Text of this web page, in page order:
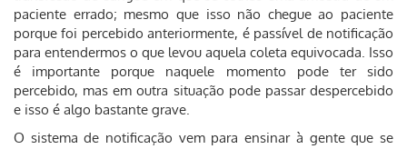
paciente errado; mesmo que isso não chegue ao paciente
porque foi percebido anteriormente, é passível de notificação
para entendermos o que levou aquela coleta equivocada. Isso
é importante porque naquele momento pode ter sido
percebido, mas em outra situação pode passar despercebido
e isso é algo bastante grave.
O sistema de notificação vem para ensinar à gente que se